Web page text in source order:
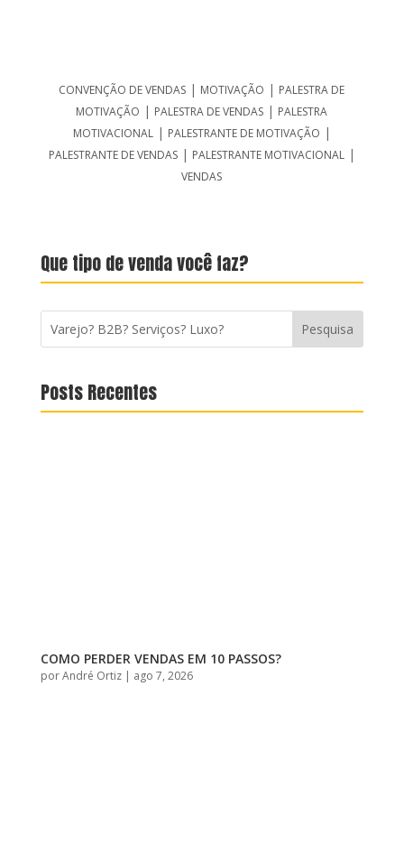
CONVENÇÃO DE VENDAS | MOTIVAÇÃO | PALESTRA DE
MOTIVAÇÃO | PALESTRA DE VENDAS | PALESTRA
MOTIVACIONAL| PALESTRANTE DE MOTIVAÇÃO |
PALESTRANTE DE VENDAS| PALESTRANTE MOTIVACIONAL|
VENDAS
Que tipo de venda você faz?
Posts Recentes
COMO PERDER VENDAS EM 10 PASSOS?
porAndré Ortiz| ago 7, 2026